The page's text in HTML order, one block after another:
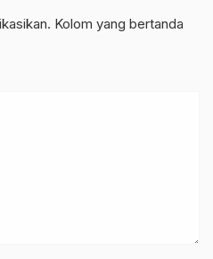
Kolom yang bertanda